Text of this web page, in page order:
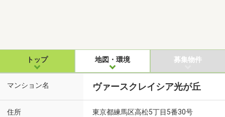
トップ 地図・環境 募集物件
マンション名 ヴァースクレイシア光が丘
住所 東京都練馬区高松5丁目5番30号